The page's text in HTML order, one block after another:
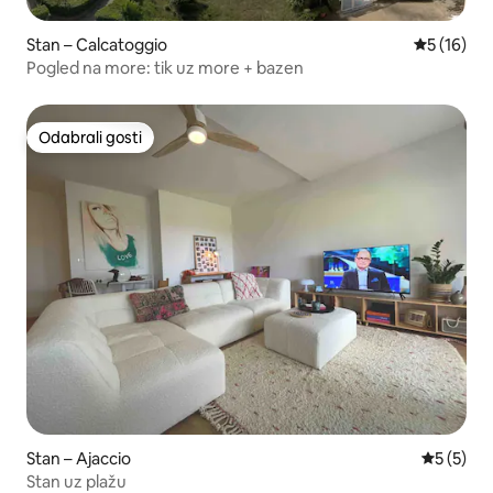
Stan – Calcatoggio Prosječna
5 (16)
Pogled na more: tik uz more + bazen
Odabrali gosti
Odabrali gosti
Stan – Ajaccio
5 (5)
Stan uz plažu